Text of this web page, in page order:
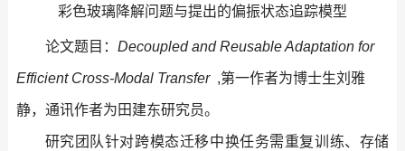
彩色玻璃降解问题与提出的偏振状态追踪模型
论文题目： Decoupled and Reusable Adaptation for
Efficient Cross-Modal Transfer,第一作者为博士生刘雅
静，通讯作者为田建东研究员。
研究团队针对跨模态迁移中换任务需重复训练、存储